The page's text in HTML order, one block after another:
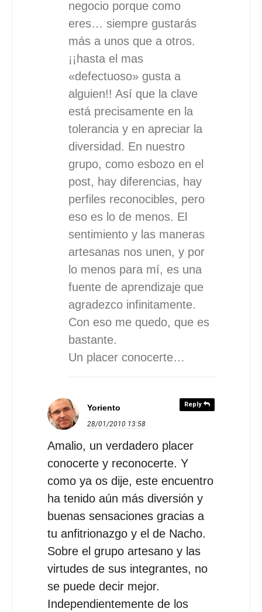
negocio porque como
eres… siempre gustarás
más a unos que a otros.
¡¡hasta el mas
«defectuoso» gusta a
alguien!! Así que la clave
está precisamente en la
tolerancia y en apreciar la
diversidad. En nuestro
grupo, como esbozo en el
post, hay diferencias, hay
perfiles reconocibles, pero
eso es lo de menos. El
sentimiento y las maneras
artesanas nos unen, y por
lo menos para mí, es una
fuente de aprendizaje que
agradezco infinitamente.
Con eso me quedo, que es
bastante.
Un placer conocerte…
Reply
Yoriento
28/01/2010 13:58
Amalio, un verdadero placer
conocerte y reconocerte. Y
como ya os dije, este encuentro
ha tenido aún más diversión y
buenas sensaciones gracias a
tu anfitrionazgo y el de Nacho.
Sobre el grupo artesano y las
virtudes de sus integrantes, no
se puede decir mejor.
Independientemente de los